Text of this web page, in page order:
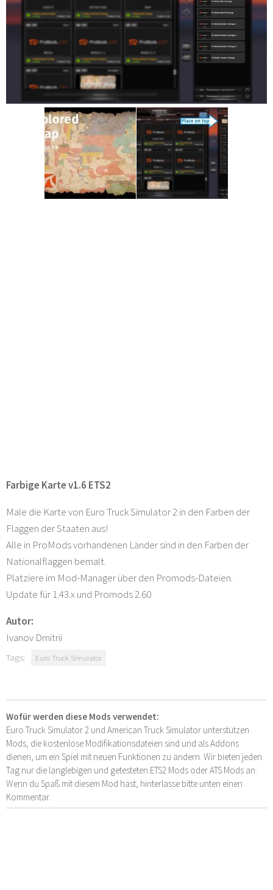
Farbige Karte v1.6 ETS2
Male die Karte von Euro Truck Simulator 2 in den Farben der
Flaggen der Staaten aus!
Alle in ProMods vorhandenen Länder sind in den Farben der
Nationalflaggen bemalt.
Platziere im Mod-Manager über den Promods-Dateien.
Update für 1.43.x und Promods 2.60
Autor:
Ivanov Dmitrii
Tags: Euro Truck Simulator
Wofür werden diese Mods verwendet:
Euro Truck Simulator 2 und American Truck Simulator unterstützen
Mods, die kostenlose Modifikationsdateien sind und als Addons
dienen, um ein Spiel mit neuen Funktionen zu ändern. Wir bieten jeden
Tag nur die langlebigen und getesteten ETS2 Mods oder ATS Mods an.
Wenn du Spaß mit diesem Mod hast, hinterlasse bitte unten einen
Kommentar.